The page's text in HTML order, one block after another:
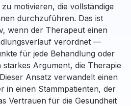
motivieren, die vollständige
durchzuführen. Das ist
wenn der Therapeut einen
verordnet —
für jede Behandlung oder
starkes Argument, die Therapie
Ansatz verwandelt einen
in einen Stammpatienten, der
Vertrauen für die Gesundheit